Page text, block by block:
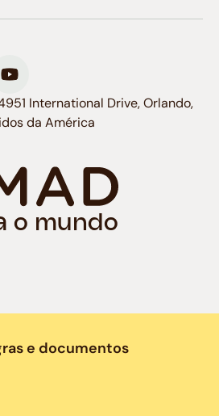
o mundo
International Drive, Orlando,
da América
e documentos